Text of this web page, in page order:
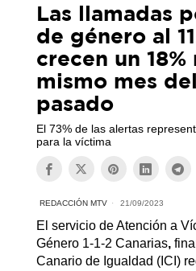
Las llamadas
de género al
crecen un
mismo mes
pasado
El 73% de las alertas
para la víctima
REDACCIÓN MTV 21/09/2023
El servicio de Atención a
Género 1-1-2 Canarias,
Canario de Igualdad (ICI)